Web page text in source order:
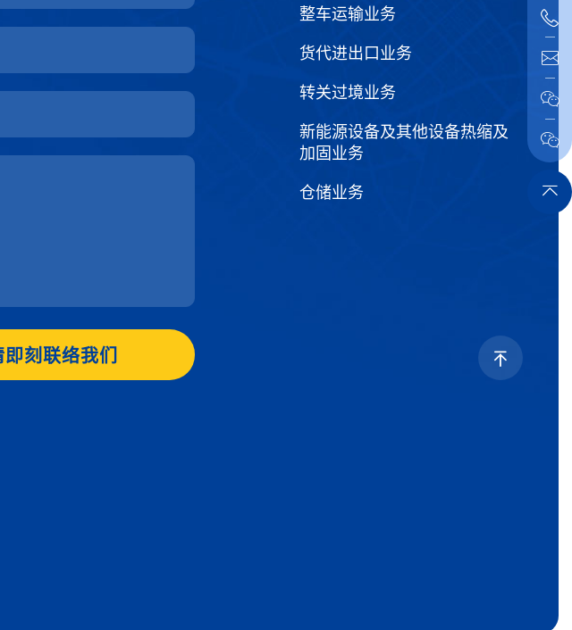
即刻联络我们
整车运输业务
货代进出口业务
转关过境业务
新能源设备及其他设备热缩及
加固业务
仓储业务